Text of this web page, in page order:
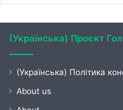
(Українська) Проєкт
(Українська) Політика
About us